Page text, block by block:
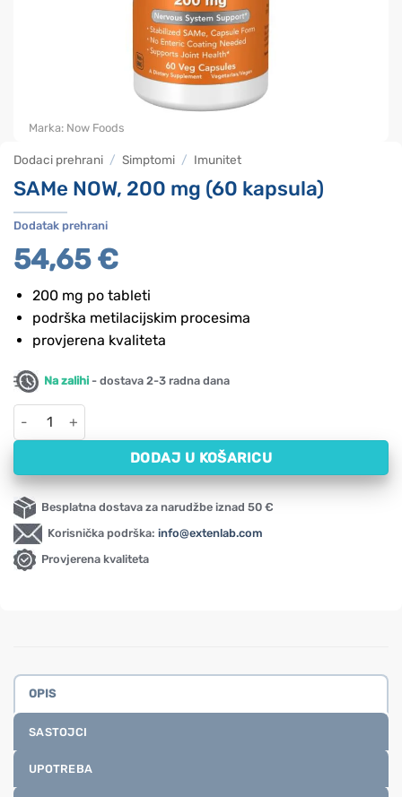
Dodaci prehrani / Simptomi / Imunitet
SAMe NOW, 200 mg (60 kapsula)
Dodatak prehrani
54,65€
200 mg po tableti
podrška metilacijskim procesima
provjerena kvaliteta
Na zalihi - dostava 2-3 radna dana
SAMe NOW, 200 mg (60 kapsula) količina
DODAJ U KOŠARICU
Besplatna dostava za narudžbe iznad 50 €
Korisnička podrška: info@extenlab.com
Provjerena kvaliteta
Marka: Now Foods
OPIS
SASTOJCI
UPOTREBA